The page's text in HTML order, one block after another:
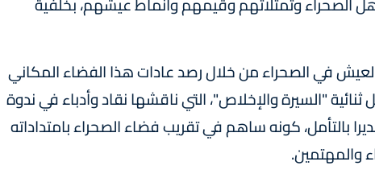
في الصحراء من خلال رصد عادات هذا الفضاء المكاني
ثنائية "السيرة والإخلاص"، التي ناقشها نقاد وأدباء في ندوة
بالتأمل، كونه ساهم في تقريب فضاء الصحراء بامتداداته
والمهتمين.